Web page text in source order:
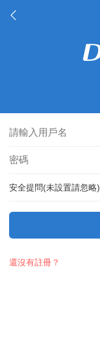
安全提問(未設置請忽略)
還沒有註冊？